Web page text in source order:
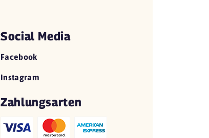
Social Media
Facebook
Instagram
Zahlungsarten